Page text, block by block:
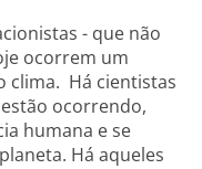
- que não
ocorrem um
clima. Há cientistas
ocorrendo,
humana e se
Há aqueles